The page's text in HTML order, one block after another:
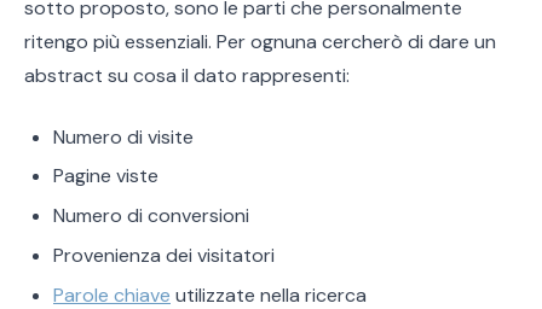
sotto proposto, sono le parti che personalmente
ritengo più essenziali. Per ognuna cercherò di dare un
abstract su cosa il dato rappresenti:
Numero di visite
Pagine viste
Numero di conversioni
Provenienza dei visitatori
Parole chiave utilizzate nella ricerca